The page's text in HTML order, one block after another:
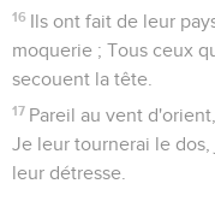
16 Ils ont fait de leur
moquerie ; Tous ceux
secouent la tête.
17 Pareil au vent
Je leur tournerai le
leur détresse.